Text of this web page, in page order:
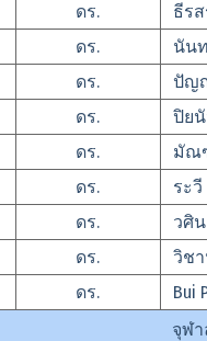
ดร.
ธีร
ดร.
นัน
ดร.
ปัญ
ดร.
ปิย
ดร.
มัณ
ดร.
ระ
ดร.
วศิ
ดร.
วิช
ดร.
Bui
จุฬ